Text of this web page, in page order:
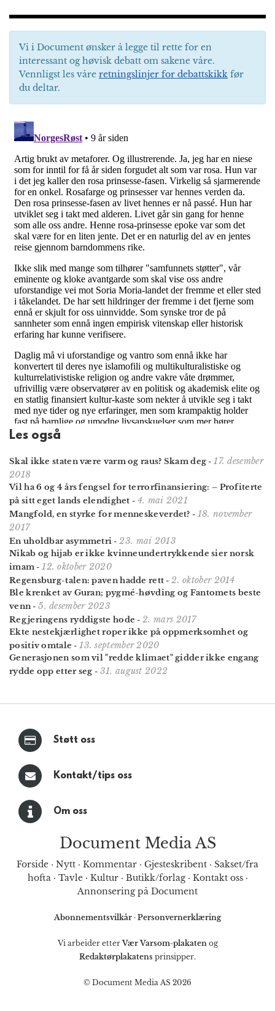
Vi i Document ønsker å legge til rette for en
interessant og høvisk debatt om sakene våre.
Vennligst les våre retningslinjer for debattskikk før
du deltar.
Les også
Skal ikke staten være varm og raus? Skam deg -17. desember
2018
Vil ha 6 og 4 års fengsel for terrorfinansiering: – Profiterte
på sitt eget lands elendighet - 4. mai 2021
Mangfold, en styrke for menneskeverdet? - 18. november
2017
En uholdbar asymmetri -23. mai 2013
Nikab og hijab er ikke kvinneundertrykkende sier norsk
imam -12. oktober 2020
Regensburg-talen: paven hadde rett -2. oktober 2014
Ble krenket av Guran; pygmé-høvding og Fantomets beste
venn-5. desember 2023
Regjeringens ryddigste hode -2. mars 2017
Ekte nestekjærlighet roper ikke på oppmerksomhet og
positiv omtale -13. september 2020
Generasjonen som vil "redde klimaet" gidder ikke engang
rydde opp etter seg - 31. august 2022
Støtt oss
Kontakt/tips oss
Om oss
Document Media AS
Forside · Nytt · Kommentar · Gjesteskribent · Sakset/fra
hofta· Tavle· Kultur· Butikk/forlag· Kontakt oss·
Annonsering på Document
Abonnementsvilkår · Personvernerklæring
Vi arbeider etterVær Varsom-plakatenog
Redaktørplakatens prinsipper.
© Document Media AS 2026